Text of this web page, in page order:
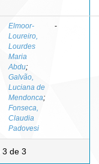
Elmoor-
Loureiro,
Lourdes
Maria
Abdu;
Galvão,
Luciana de
Mendonca;
Fonseca,
Claudia
Padovesi
-
3 de 3